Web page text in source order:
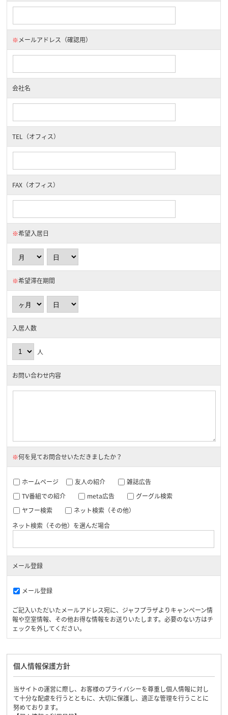
※メールアドレス（確認用）
会社名
TEL（オフィス）
FAX（オフィス）
※希望入居日
※希望滞在期間
入居人数
人
お問い合わせ内容
※何を見てお問合せいただきましたか？
ホームページ 友人の紹介
雑誌広告
TV番組での紹介
meta広告
グーグル検索
ヤフー検索
ネット検索（その他）
ネット検索（その他）を選んだ場合
メール登録
メール登録
ご記入いただいたメールアドレス宛に、ジャフプラザよりキャンペーン情
報や空室情報、その他お得な情報をお送りいたします。必要のない方はチ
ェックを外してください。
個人情報保護方針
当サイトの運営に際し、お客様のプライバシーを尊重し個人情報に対し
て十分な配慮を行うとともに、大切に保護し、適正な管理を行うことに
努めております。